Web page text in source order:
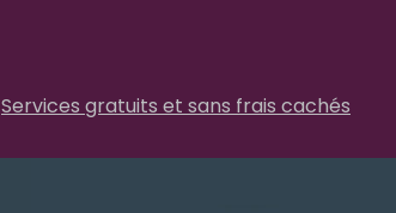
Services gratuits et sans frais cachés